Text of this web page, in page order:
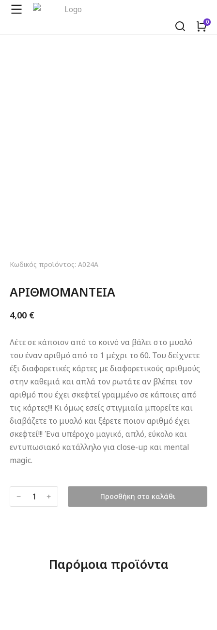
Κωδικός προϊόντος: A024A
ΑΡΙΘΜΟΜΑΝΤΕΙΑ
4,00 €
Λέτε σε κάποιον από το κοινό να βάλει στο μυαλό
του έναν αριθμό από το 1 μέχρι το 60. Του δείχνετε
έξι διαφορετικές κάρτες με διαφορετικούς αριθμούς
στην καθεμιά και απλά τον ρωτάτε αν βλέπει τον
αριθμό που έχει σκεφτεί γραμμένο σε κάποιες από
τις κάρτες!!! Κι όμως εσείς στιγμιαία μπορείτε και
διαβάζετε το μυαλό και ξέρετε ποιον αριθμό έχει
σκεφτεί!!! Ένα υπέροχο μαγικό, απλό, εύκολο και
εντυπωσιακό κατάλληλο για close-up και mental
magic.
﹣ ﹢ Προσθήκη στο καλάθι
Παρόμοια προϊόντα